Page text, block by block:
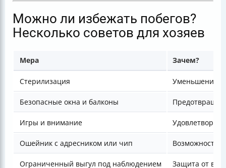
Можно ли избежать побегов?
Несколько советов для хозяев
Мера Зачем?
Стерилизация Уменьшение
Безопасные окна и балконы
Игры и внимание
Ошейник с адресником или чип Возможность
Ограниченный выгул под наблюдением Защита от